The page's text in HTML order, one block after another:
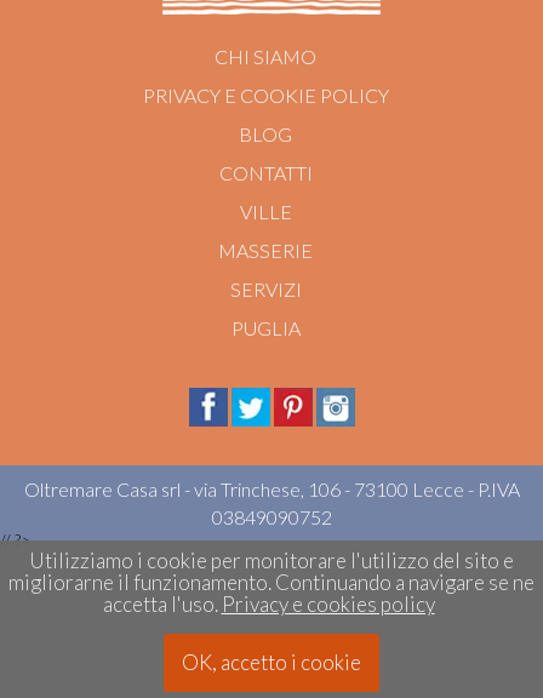
Utilizziamo i cookie per monitorare l'utilizzo del sito e
migliorarne il funzionamento. Continuando a navigare se ne
accetta l'uso. Privacy e cookies policy
OK, accetto i cookie
CHI SIAMO
PRIVACY E COOKIE POLICY
BLOG
CONTATTI
VILLE
MASSERIE
SERVIZI
PUGLIA
Oltremare Casa srl - via Trinchese, 106 - 73100 Lecce - P.IVA
03849090752
//?>